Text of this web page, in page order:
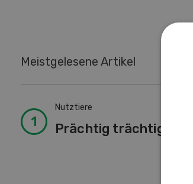
Meistgelesene Artikel
Nutztiere
Prächtig trächtig